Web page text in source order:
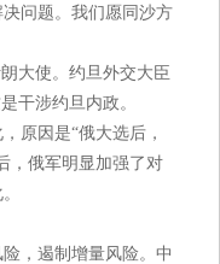
问题。我们愿同沙方
大使。约旦外交大臣
干涉约旦内政。
原因是“俄大选后，
，俄军明显加强了对
，遏制增量风险。中